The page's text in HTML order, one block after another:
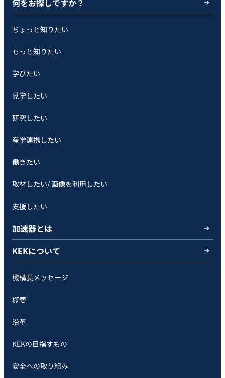
何をお探しですか？
ちょっと知りたい
もっと知りたい
学びたい
見学したい
研究したい
産学連携したい
働きたい
取材したい/ 画像を利用したい
支援したい
加速器とは
KEKについて
機構長メッセージ
概要
沿革
KEKの目指すもの
安全への取り組み